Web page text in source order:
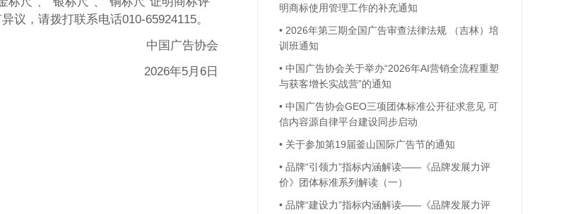
议，请拨打联系电话010-65924115。
中国广告协会
2026年5月6日
明商标使用管理工作的补充通知
• 2026年第三期全国广告审查法律法规 （吉林）培
训班通知
• 中国广告协会关于举办“2026年AI营销全流程重塑
与获客增长实战营”的通知
• 中国广告协会GEO三项团体标准公开征求意见 可
信内容源自律平台建设同步启动
• 关于参加第19届釜山国际广告节的通知
• 品牌“引领力”指标内涵解读——《品牌发展力评
价》团体标准系列解读（一）
• 品牌“建设力”指标内涵解读——《品牌发展力评